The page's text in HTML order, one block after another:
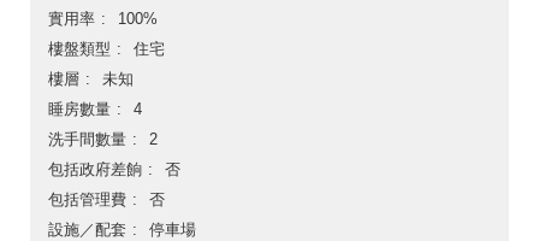
實用率
100%
樓盤類型
住宅
樓層
未知
睡房數量
4
洗手間數量
2
包括政府差餉
否
包括管理費
否
設施／配套
停車場